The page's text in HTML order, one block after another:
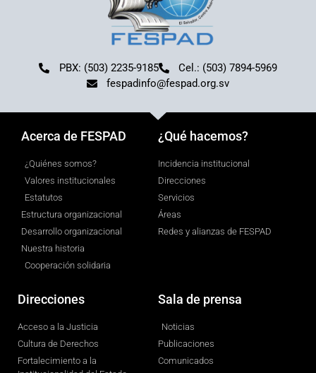
PBX: (503) 2235-9185
Cel.: (503) 7894-5969
fespadinfo@fespad.org.sv
Acerca de FESPAD
¿Quiénes somos?
Valores institucionales
Estatutos
Estructura organizacional
Desarrollo organizacional
Nuestra historia
Cooperación solidaria
¿Qué hacemos?
Incidencia institucional
Direcciones
Servicios
Áreas
Redes y alianzas de FESPAD
Direcciones
Acceso a la Justicia
Cultura de Derechos
Fortalecimiento a la
Sala de prensa
Noticias
Publicaciones
Comunicados